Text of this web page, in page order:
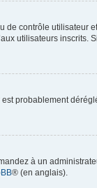
contrôle utilisateur
utilisateurs inscrits.
probablement
à un
® (en anglais).